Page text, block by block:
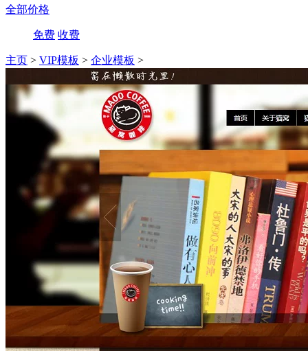
全部价格
免费 收费
主页 > VIP模板 > 企业模板 >